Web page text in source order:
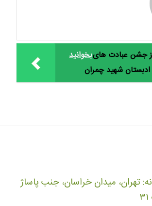
بخوانیدجشن عبادت های
شهید چمران
تهران، میدان خراسان، جنب پاساژ